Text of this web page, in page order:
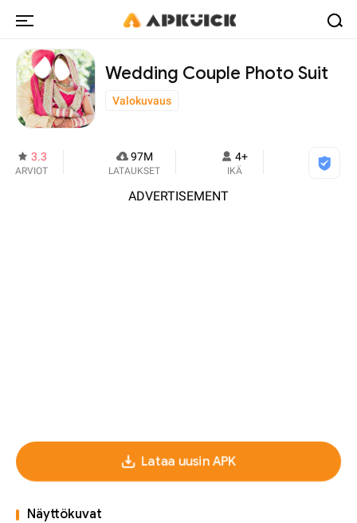
Wedding Couple Photo Suit
Valokuvaus
3.3
ARVIOT
97M
LATAUKSET
4+
IKÄ
ADVERTISEMENT
Lataa uusin APK
Näyttökuvat